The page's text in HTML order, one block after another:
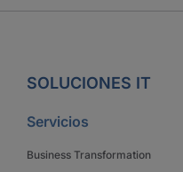
SOLUCIONES IT
Servicios
Business Transformation